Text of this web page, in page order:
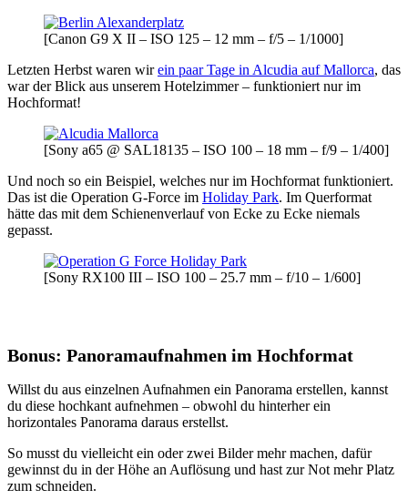
[Canon G9 X II – ISO 125 – 12 mm – f/5 – 1/1000]
Letzten Herbst waren wirein paar Tage in Alcudia auf Mallorca, das
war der Blick aus unserem Hotelzimmer – funktioniert nur im
Hochformat!
[Sony a65 @ SAL18135 – ISO 100 – 18 mm – f/9 – 1/400]
Und noch so ein Beispiel, welches nur im Hochformat funktioniert.
Das ist die Operation G-Force im Holiday Park. Im Querformat
hätte das mit dem Schienenverlauf von Ecke zu Ecke niemals
gepasst.
[Sony RX100 III – ISO 100 – 25.7 mm – f/10 – 1/600]
Bonus: Panoramaufnahmen im Hochformat
Willst du aus einzelnen Aufnahmen ein Panorama erstellen, kannst
du diese hochkant aufnehmen – obwohl du hinterher ein
horizontales Panorama daraus erstellst.
So musst du vielleicht ein oder zwei Bilder mehr machen, dafür
gewinnst du in der Höhe an Auflösung und hast zur Not mehr Platz
zum schneiden.